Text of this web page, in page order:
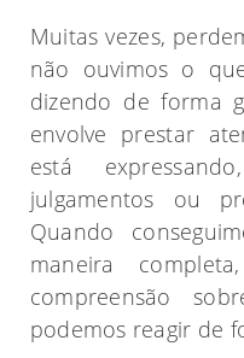
Muitas vezes,
não ouvimos o
dizendo de forma
envolve prestar
está
julgamentos ou
Quando
maneira
compreensão
podemos reagir de